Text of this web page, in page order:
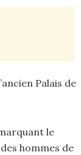
Palais de
le
hommes de